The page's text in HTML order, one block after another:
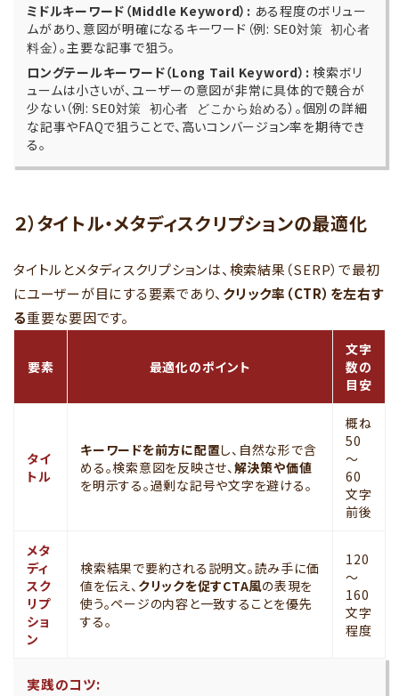
ミドルキーワード（Middle Keyword）: ある程度のボリュー
ムがあり、意図が明確になるキーワード（例: SEO対策 初心者
料金）。主要な記事で狙う。
ロングテールキーワード（Long Tail Keyword）: 検索ボリ
ュームは小さいが、ユーザーの意図が非常に具体的で競合が
少ない（例: SEO対策 初心者 どこから始める）。個別の詳細
な記事やFAQで狙うことで、高いコンバージョン率を期待でき
る。
２）タイトル・メタディスクリプションの最適化
タイトルとメタディスクリプションは、検索結果（SERP）で最初
にユーザーが目にする要素であり、 クリック率（CTR）を左右す
る重要な要因です。
要素 最適化のポイント
文字
数の
目安
タイ
トル
キーワードを前方に配置し、自然な形で含
める。検索意図を反映させ、 解決策や価値
を明示する。過剰な記号や文字を避ける。
概ね
50
〜
60
文字
前後
メタ
ディ
スク
リプ
ショ
ン
検索結果で要約される説明文。読み手に価
値を伝え、 クリックを促すCTA風の表現を
使う。ページの内容と一致することを優先
する。
120
〜
160
文字
程度
実践のコツ: